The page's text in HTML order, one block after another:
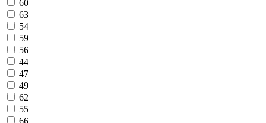
60
63
54
59
56
44
47
49
62
55
66